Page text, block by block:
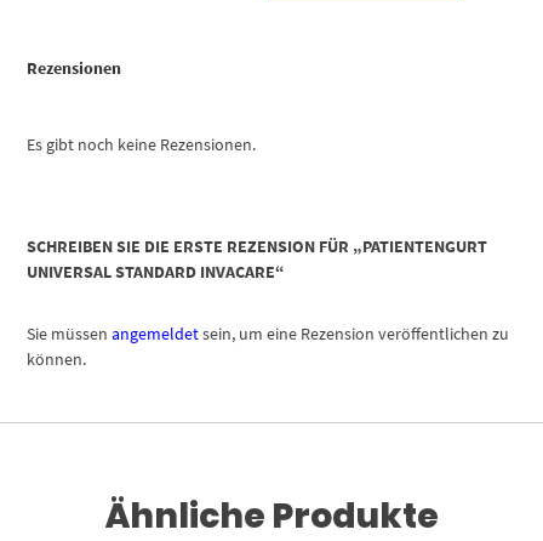
Rezensionen
Es gibt noch keine Rezensionen.
SCHREIBEN SIE DIE ERSTE REZENSION FÜR „PATIENTENGURT
UNIVERSAL STANDARD INVACARE“
Sie müssenangemeldetsein, um eine Rezension veröffentlichen zu
können.
Ähnliche Produkte